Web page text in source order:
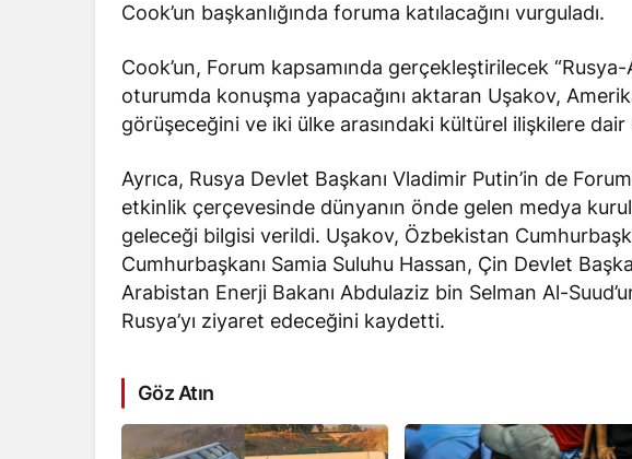
Cook’un başkanlığında foruma katılacağını vurguladı.
Cook’un, Forum kapsamında gerçekleştirilecek “Rusya-
oturumda konuşma yapacağını aktaran Uşakov,
görüşeceğini ve iki ülke arasındaki kültürel ilişkilere dair
Ayrıca, Rusya Devlet Başkanı Vladimir Putin’in de
etkinlik çerçevesinde dünyanın önde gelen medya
geleceği bilgisi verildi. Uşakov, Özbekistan
Cumhurbaşkanı Samia Suluhu Hassan, Çin Devlet
Arabistan Enerji Bakanı Abdulaziz bin Selman Al-
Rusya’yı ziyaret edeceğini kaydetti.
Göz Atın